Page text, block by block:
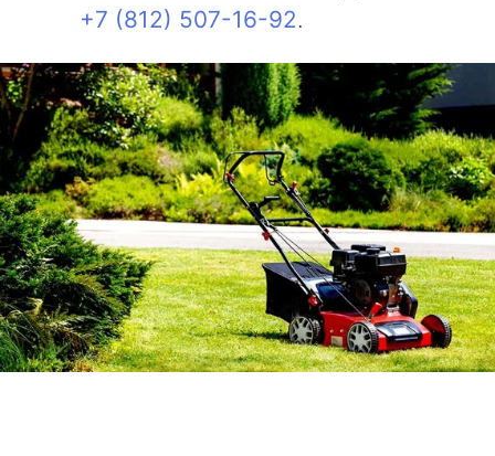
+7 (812) 507-16-92.